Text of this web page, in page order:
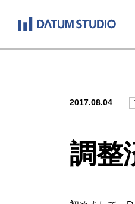
2017.08.04
調整